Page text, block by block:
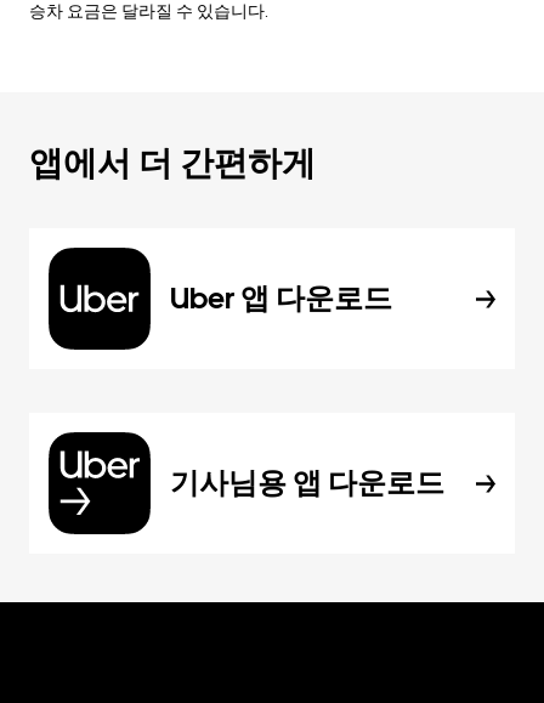
승차 요금은 달라질 수 있습니다.
앱에서 더 간편하게
Uber 앱 다운로드
기사님용 앱 다운로드